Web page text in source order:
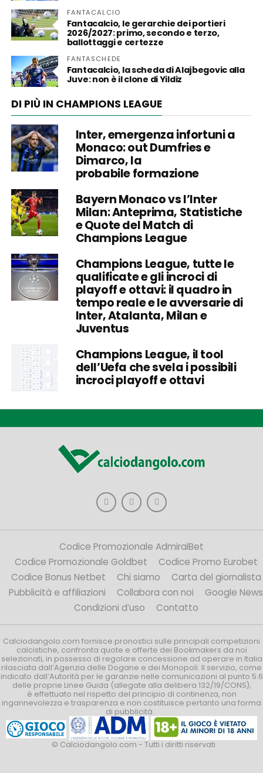
FANTACALCIO
Fantacalcio, le gerarchie dei portieri
2026/2027: primo, secondo e terzo,
ballottaggi e certezze
FANTASCHEDE
Fantacalcio, la scheda di Alajbegovic alla
Juve: non è il clone di Yildiz
DI PIÙ IN CHAMPIONS LEAGUE
Inter, emergenza infortuni a
Monaco: out Dumfries e
Dimarco, la
probabile formazione
Bayern Monaco vs l’Inter
Milan: Anteprima, Statistiche
e Quote del Match di
Champions League
Champions League, tutte le
qualificate e gli incroci di
playoff e ottavi: il quadro in
tempo reale e le avversarie di
Inter, Atalanta, Milan e
Juventus
Champions League, il tool
dell’Uefa che svela i possibili
incroci playoff e ottavi
Codice Promozionale AdmiralBet
Codice Promozionale Goldbet
Codice Promo Eurobet
Codice Bonus Netbet
Chi siamo
Carta del giornalista
Pubblicità e affiliazioni
Collabora con noi
Google News
Condizioni d’uso
Contatto
Calciodangolo.com fornisce pronostici sulle principali competizioni
calcistiche, confronta quote e offerte dei Bookmakers da noi
selezionati, in possesso di regolare concessione ad operare in Italia
rilasciata dall’Agenzia delle Dogane e dei Monopoli. Il servizio, come
indicato dall’Autorità per le garanzie nelle comunicazioni al punto 5.6
delle proprie Linee Guida (allegate alla delibera 132/19/CONS),
è effettuato nel rispetto del principio di continenza, non
ingannevolezza e trasparenza e non costituisce pertanto una forma
di pubblicità.
© Calciodangolo.com - Tutti i diritti riservati